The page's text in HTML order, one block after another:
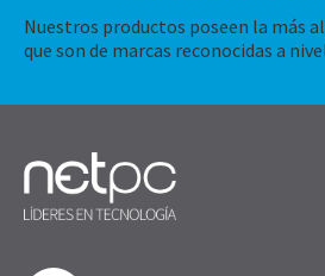
Nuestros productos poseen la más
que son de marcas reconocidas a